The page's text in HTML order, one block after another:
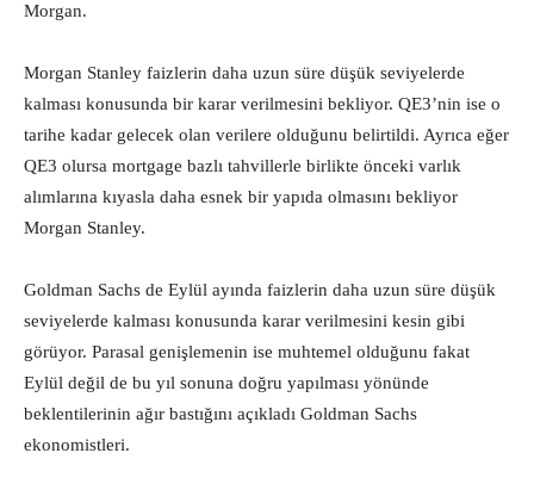
Morgan.
Morgan Stanley faizlerin daha uzun süre düşük seviyelerde
kalması konusunda bir karar verilmesini bekliyor. QE3’nin ise o
tarihe kadar gelecek olan verilere olduğunu belirtildi. Ayrıca eğer
QE3 olursa mortgage bazlı tahvillerle birlikte önceki varlık
alımlarına kıyasla daha esnek bir yapıda olmasını bekliyor
Morgan Stanley.
Goldman Sachs de Eylül ayında faizlerin daha uzun süre düşük
seviyelerde kalması konusunda karar verilmesini kesin gibi
görüyor. Parasal genişlemenin ise muhtemel olduğunu fakat
Eylül değil de bu yıl sonuna doğru yapılması yönünde
beklentilerinin ağır bastığını açıkladı Goldman Sachs
ekonomistleri.